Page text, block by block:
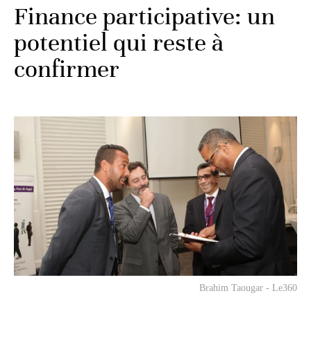
Finance participative: un
potentiel qui reste à
confirmer
Brahim Taougar - Le360